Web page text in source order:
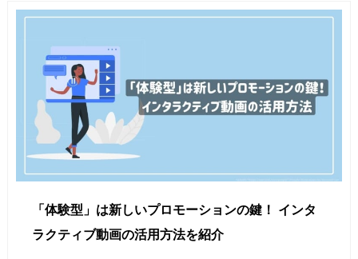
「体験型」は新しいプロモーションの鍵！ インタ
ラクティブ動画の活用方法を紹介